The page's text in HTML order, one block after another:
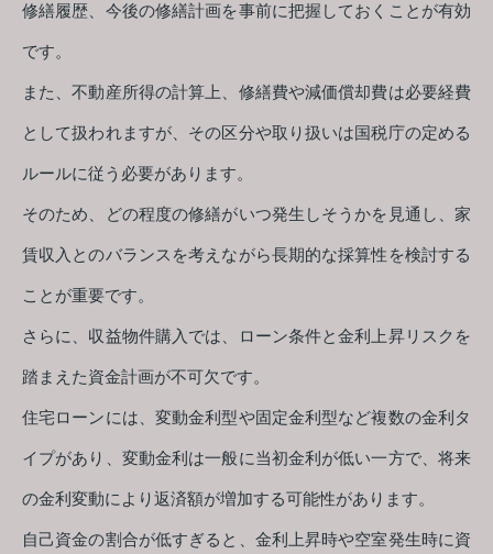
修繕履歴、今後の修繕計画を事前に把握しておくことが有効
です。
また、不動産所得の計算上、修繕費や減価償却費は必要経費
として扱われますが、その区分や取り扱いは国税庁の定める
ルールに従う必要があります。
そのため、どの程度の修繕がいつ発生しそうかを見通し、家
賃収入とのバランスを考えながら長期的な採算性を検討する
ことが重要です。
さらに、収益物件購入では、ローン条件と金利上昇リスクを
踏まえた資金計画が不可欠です。
住宅ローンには、変動金利型や固定金利型など複数の金利タ
イプがあり、変動金利は一般に当初金利が低い一方で、将来
の金利変動により返済額が増加する可能性があります。
自己資金の割合が低すぎると、金利上昇時や空室発生時に資